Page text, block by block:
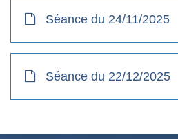
Séance du 24/11/2025
Séance du 22/12/2025